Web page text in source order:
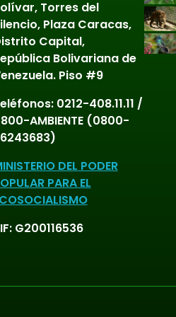
Sabanas
Selvas y Bosques
Sin Articulaciones
Sin categoría
Terrestres
Vascular
Torres del
Plaza Caracas,
Capital,
Bolivariana de
Piso #9
0212-408.11.11 /
AMBIENTE (0800-
DEL PODER
PARA EL
G200116536